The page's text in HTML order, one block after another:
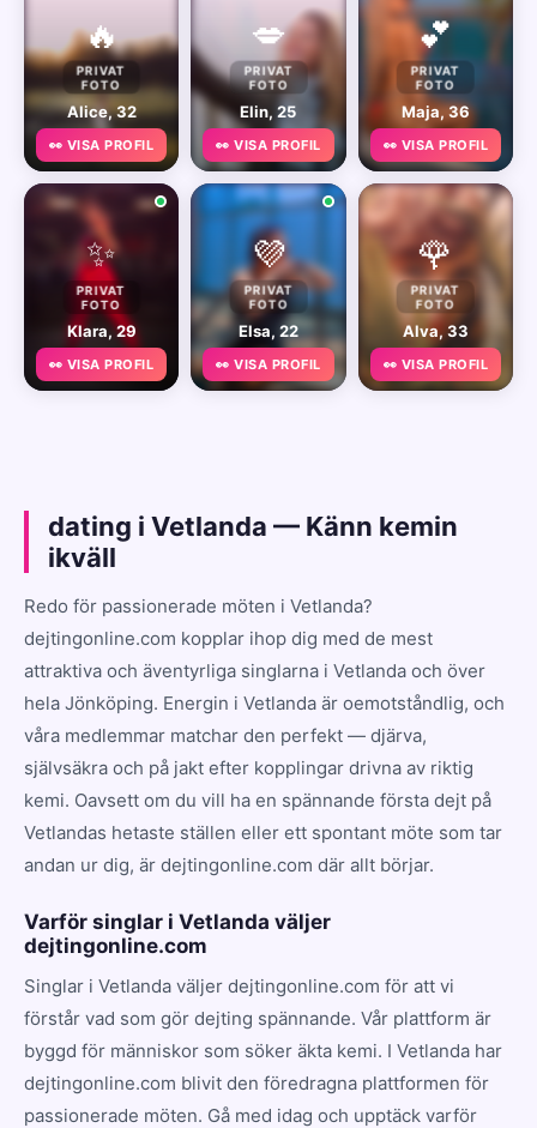
🔥
PRIVAT
FOTO
Alice, 32
👀 VISA PROFIL
💋
PRIVAT
FOTO
Elin, 25
👀 VISA PROFIL
💕
PRIVAT
FOTO
Maja, 36
👀 VISA PROFIL
✨
PRIVAT
FOTO
Klara, 29
👀 VISA PROFIL
💜
PRIVAT
FOTO
Elsa, 22
👀 VISA PROFIL
🌹
PRIVAT
FOTO
Alva, 33
👀 VISA PROFIL
dating i Vetlanda — Känn kemin
ikväll
Redo för passionerade möten i Vetlanda?
dejtingonline.com kopplar ihop dig med de mest
attraktiva och äventyrliga singlarna i Vetlanda och över
hela Jönköping. Energin i Vetlanda är oemotståndlig, och
våra medlemmar matchar den perfekt — djärva,
självsäkra och på jakt efter kopplingar drivna av riktig
kemi. Oavsett om du vill ha en spännande första dejt på
Vetlandas hetaste ställen eller ett spontant möte som tar
andan ur dig, är dejtingonline.com där allt börjar.
Varför singlar i Vetlanda väljer
dejtingonline.com
Singlar i Vetlanda väljer dejtingonline.com för att vi
förstår vad som gör dejting spännande. Vår plattform är
byggd för människor som söker äkta kemi. I Vetlanda har
dejtingonline.com blivit den föredragna plattformen för
passionerade möten. Gå med idag och upptäck varför